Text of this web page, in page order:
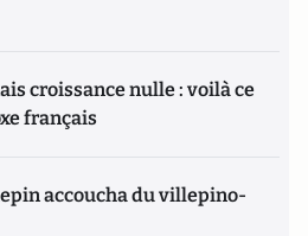
croissance nulle : voilà ce
français
accoucha du villepino-